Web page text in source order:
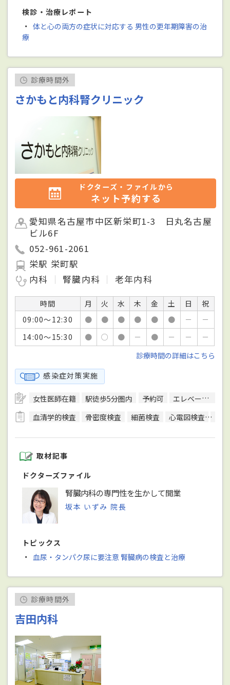
検診・治療レポート
・ 体と心の両方の症状に対応する 男性の更年期障害の治
療
診療時間外
さかもと内科腎クリニック
ドクターズ・ファイルから
ネット予約する
愛知県名古屋市中区新栄町1-3 日丸名古屋
ビル6F
052-961-2061
栄駅 栄町駅
内科
腎臓内科 老年内科
時間 月 火 水 木 金 土 日
祝
09:00～12:30
● ● ● ● ● ● －
－
14:00～15:30
● ○ ● － ● － －
－
診療時間の詳細はこちら
感染症対策実施
女性医師在籍 駅徒歩5分圏内 予約可
エレベーターあり
血清学的検査
骨密度検査 細菌検査 心電図検査
取材記事
ドクターズファイル
腎臓内科の専門性を生かして開業
坂本 いずみ 院長
トピックス
・ 血尿・タンパク尿に要注意 腎臓病の検査と治療
診療時間外
吉田内科